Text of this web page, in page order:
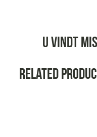
U vindt
Related